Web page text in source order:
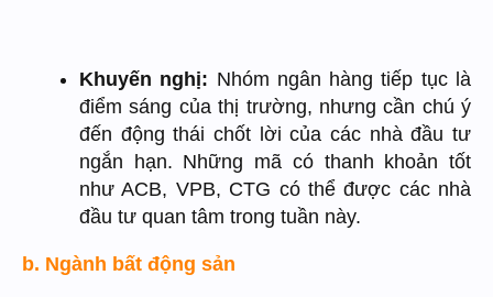
Khuyến nghị: Nhóm ngân hàng tiếp tục là
điểm sáng của thị trường, nhưng cần chú ý
đến động thái chốt lời của các nhà đầu tư
ngắn hạn. Những mã có thanh khoản tốt
như ACB, VPB, CTG có thể được các nhà
đầu tư quan tâm trong tuần này.
b. Ngành bất động sản